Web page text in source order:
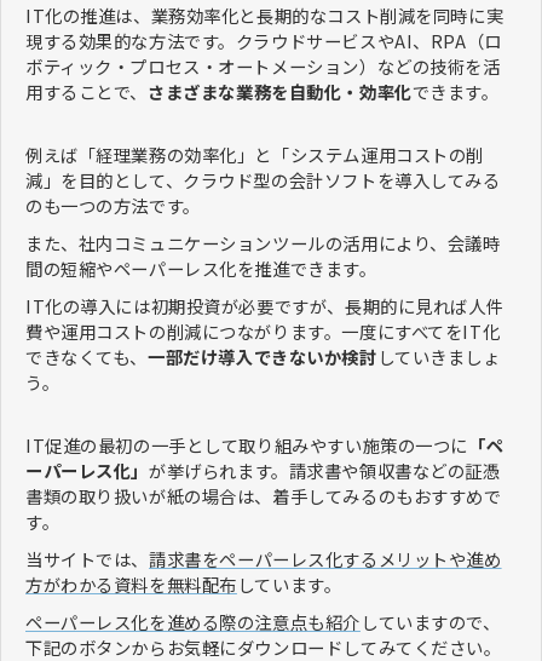
IT化の推進は、業務効率化と長期的なコスト削減を同時に実
現する効果的な方法です。クラウドサービスやAI、RPA（ロ
ボティック・プロセス・オートメーション）などの技術を活
用することで、 さまざまな業務を自動化・効率化できます。
例えば「経理業務の効率化」と「システム運用コストの削
減」を目的として、クラウド型の会計ソフトを導入してみる
のも一つの方法です。
また、社内コミュニケーションツールの活用により、会議時
間の短縮やペーパーレス化を推進できます。
IT化の導入には初期投資が必要ですが、長期的に見れば人件
費や運用コストの削減につながります。一度にすべてをIT化
できなくても、一部だけ導入できないか検討していきましょ
う。
IT促進の最初の一手として取り組みやすい施策の一つに 「ペ
ーパーレス化」が挙げられます。請求書や領収書などの証憑
書類の取り扱いが紙の場合は、着手してみるのもおすすめで
す。
当サイトでは、請求書をペーパーレス化するメリットや進め
方がわかる資料を無料配布しています。
ペーパーレス化を進める際の注意点も紹介していますので、
下記のボタンからお気軽にダウンロードしてみてください。